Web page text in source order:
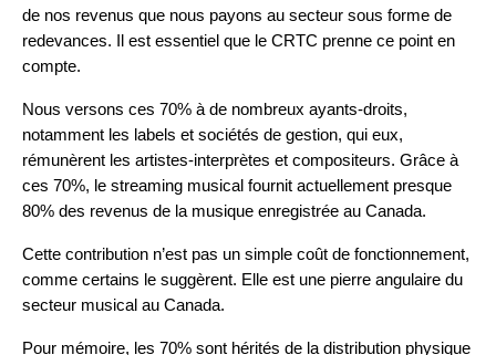
de nos revenus que nous payons au secteur sous forme de
redevances. Il est essentiel que le CRTC prenne ce point en
compte.
Nous versons ces 70% à de nombreux ayants-droits,
notamment les labels et sociétés de gestion, qui eux,
rémunèrent les artistes-interprètes et compositeurs. Grâce à
ces 70%, le streaming musical fournit actuellement presque
80% des revenus de la musique enregistrée au Canada.
Cette contribution n’est pas un simple coût de fonctionnement,
comme certains le suggèrent. Elle est une pierre angulaire du
secteur musical au Canada.
Pour mémoire, les 70% sont hérités de la distribution physique